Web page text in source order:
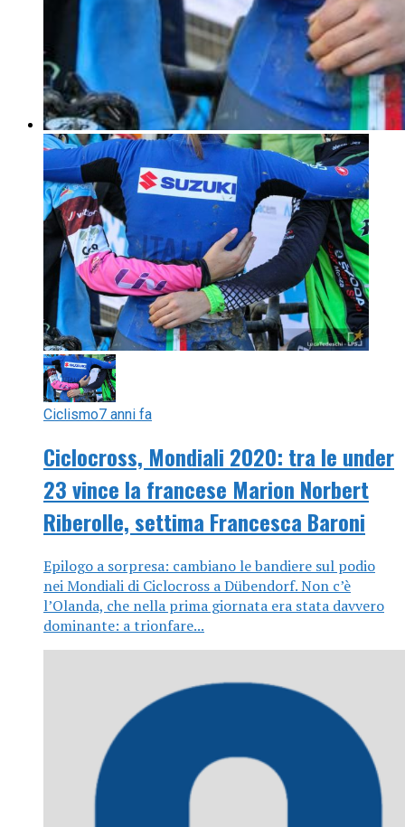
Ciclismo7 anni fa
Ciclocross, Mondiali 2020: tra le under
23 vince la francese Marion Norbert
Riberolle, settima Francesca Baroni
Epilogo a sorpresa: cambiano le bandiere sul podio
nei Mondiali di Ciclocross a Dübendorf. Non c’è
l’Olanda, che nella prima giornata era stata davvero
dominante: a trionfare...